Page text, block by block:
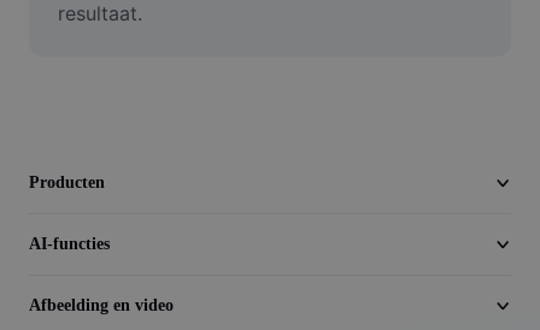
Video inkorten
resultaat.
Producten
AI-functies
Afbeelding en video